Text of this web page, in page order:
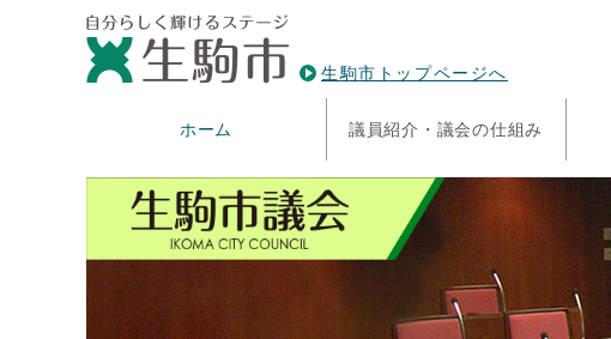
生駒市トップページへ
ホーム 議員紹介・議会の仕組み